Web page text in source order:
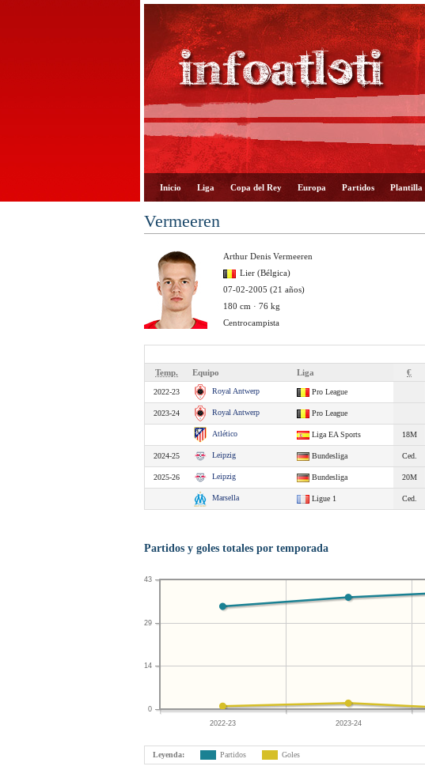
Inicio Liga Copa del Rey Europa Partidos Plantilla
Vermeeren
Arthur Denis Vermeeren
Lier (Bélgica)
07-02-2005 (21 años)
180 cm · 76 kg
Centrocampista
Temp.
Equipo Liga €
2022-23 Royal Antwerp Pro League
2023-24 Royal Antwerp Pro League
Atlético Liga EA Sports 18M
2024-25 Leipzig Bundesliga Ced.
2025-26 Leipzig Bundesliga 20M
Marsella Ligue 1 Ced.
Partidos y goles totales por temporada
2022-23 2023-24
0
14
29
43
Leyenda: Partidos Goles